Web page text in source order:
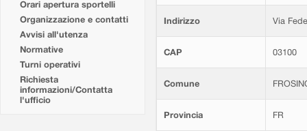
Orari apertura sportelli
Organizzazione e contatti
Avvisi all'utenza
Normative
Turni operativi
Richiesta
informazioni/Contatta
l'ufficio
Indirizzo Via
CAP 03100
Comune
Provincia FR